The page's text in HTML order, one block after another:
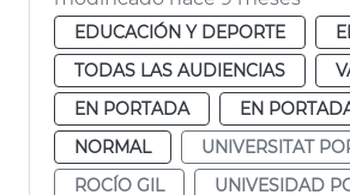
EDUCACIÓN Y DEPORTE
TODAS LAS AUDIENCIAS
EN PORTADA
EN
NORMAL
UNIVERSITAT
ROCÍO GIL
UNIVESIDAD